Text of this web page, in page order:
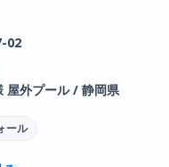
02
屋外プール / 静岡県
ール